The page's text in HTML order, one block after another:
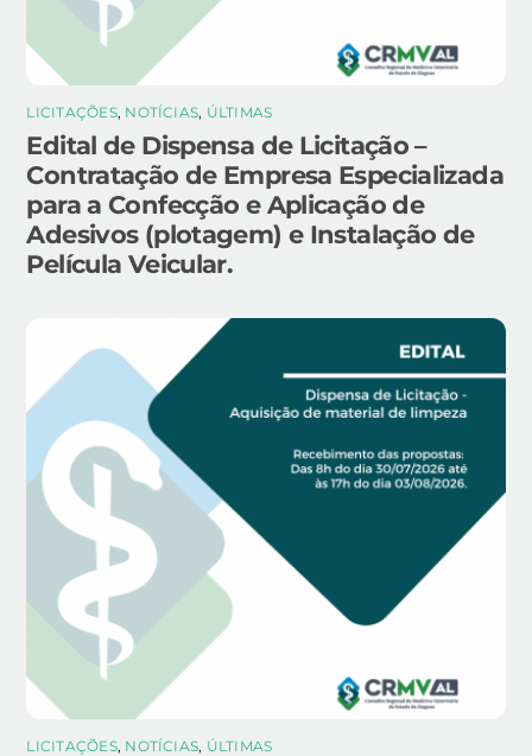
LICITAÇÕES, NOTÍCIAS, ÚLTIMAS
Edital de Dispensa de Licitação –
Contratação de Empresa Especializada
para a Confecção e Aplicação de
Adesivos (plotagem) e Instalação de
Película Veicular.
LICITAÇÕES, NOTÍCIAS, ÚLTIMAS